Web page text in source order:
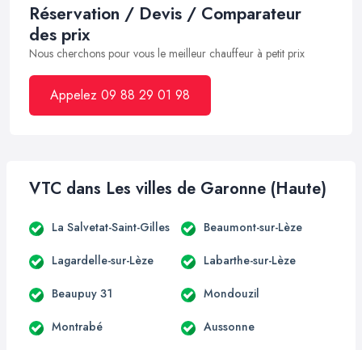
Réservation / Devis / Comparateur
des prix
Nous cherchons pour vous le meilleur chauffeur à petit prix
Appelez 09 88 29 01 98
VTC dans Les villes de Garonne (Haute)
La Salvetat-Saint-Gilles Beaumont-sur-Lèze
Lagardelle-sur-Lèze Labarthe-sur-Lèze
Beaupuy 31 Mondouzil
Montrabé Aussonne